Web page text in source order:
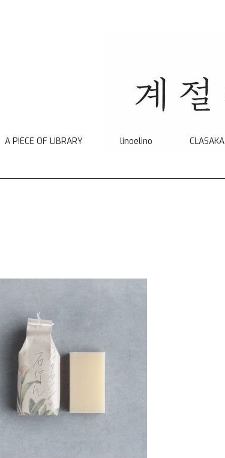
A PIECE OF LIBRARY linoelino CLASAKA